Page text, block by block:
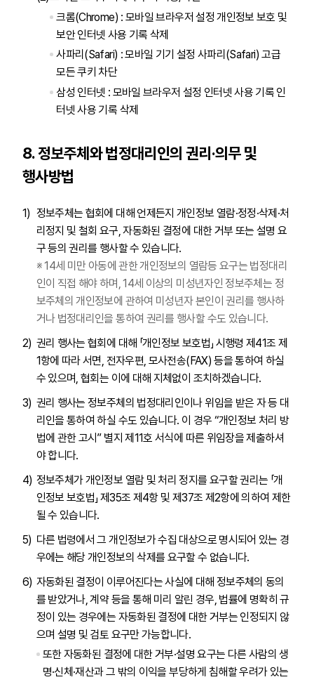
크롬(Chrome) : 모바일 브라우저 설정 개인정보 보호 및
보안 인터넷 사용 기록 삭제
사파리(Safari) : 모바일 기기 설정 사파리(Safari) 고급
모든 쿠키 차단
삼성 인터넷 : 모바일 브라우저 설정 인터넷 사용 기록 인
터넷 사용 기록 삭제
8. 정보주체와 법정대리인의 권리·의무 및
행사방법
정보주체는 협회에 대해 언제든지 개인정보 열람·정정·삭제·처
리정지 및 철회 요구, 자동화된 결정에 대한 거부 또는 설명 요
구 등의 권리를 행사할 수 있습니다.
※ 14세 미만 아동에 관한 개인정보의 열람등 요구는 법정대리
인이 직접 해야 하며, 14세 이상의 미성년자인 정보주체는 정
보주체의 개인정보에 관하여 미성년자 본인이 권리를 행사하
거나 법정대리인을 통하여 권리를 행사할 수도 있습니다.
권리 행사는 협회에 대해 「개인정보 보호법」 시행령 제41조 제
1항에 따라 서면, 전자우편, 모사전송(FAX) 등을 통하여 하실
수 있으며, 협회는 이에 대해 지체없이 조치하겠습니다.
권리 행사는 정보주체의 법정대리인이나 위임을 받은 자 등 대
리인을 통하여 하실 수도 있습니다. 이 경우 “개인정보 처리 방
법에 관한 고시” 별지 제11호 서식에 따른 위임장을 제출하셔
야 합니다.
정보주체가 개인정보 열람 및 처리 정지를 요구할 권리는 「개
인정보 보호법」 제35조 제4항 및 제37조 제2항에 의하여 제한
될 수 있습니다.
다른 법령에서 그 개인정보가 수집 대상으로 명시되어 있는 경
우에는 해당 개인정보의 삭제를 요구할 수 없습니다.
자동화된 결정이 이루어진다는 사실에 대해 정보주체의 동의
를 받았거나, 계약 등을 통해 미리 알린 경우, 법률에 명확히 규
정이 있는 경우에는 자동화된 결정에 대한 거부는 인정되지 않
으며 설명 및 검토 요구만 가능합니다.
또한 자동화된 결정에 대한 거부·설명 요구는 다른 사람의 생
명·신체·재산과 그 밖의 이익을 부당하게 침해할 우려가 있는